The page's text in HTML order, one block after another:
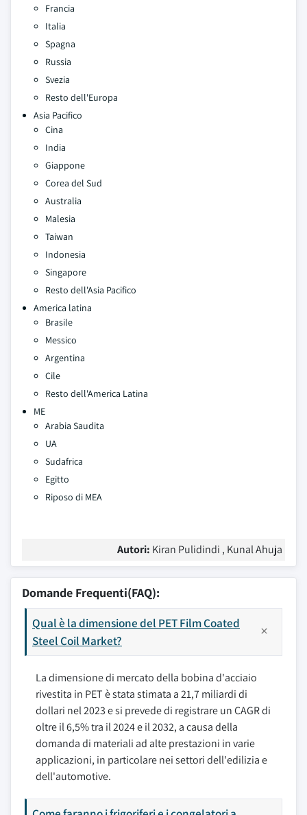
Francia
Italia
Spagna
Russia
Svezia
Resto dell'Europa
Asia Pacifico
Cina
India
Giappone
Corea del Sud
Australia
Malesia
Taiwan
Indonesia
Singapore
Resto dell'Asia Pacifico
America latina
Brasile
Messico
Argentina
Cile
Resto dell'America Latina
ME
Arabia Saudita
UA
Sudafrica
Egitto
Riposo di MEA
Autori: Kiran Pulidindi , Kunal Ahuja
Domande Frequenti(FAQ):
Qual è la dimensione del PET Film Coated
Steel Coil Market?
La dimensione di mercato della bobina d'acciaio
rivestita in PET è stata stimata a 21,7 miliardi di
dollari nel 2023 e si prevede di registrare un CAGR di
oltre il 6,5% tra il 2024 e il 2032, a causa della
domanda di materiali ad alte prestazioni in varie
applicazioni, in particolare nei settori dell'edilizia e
dell'automotive.